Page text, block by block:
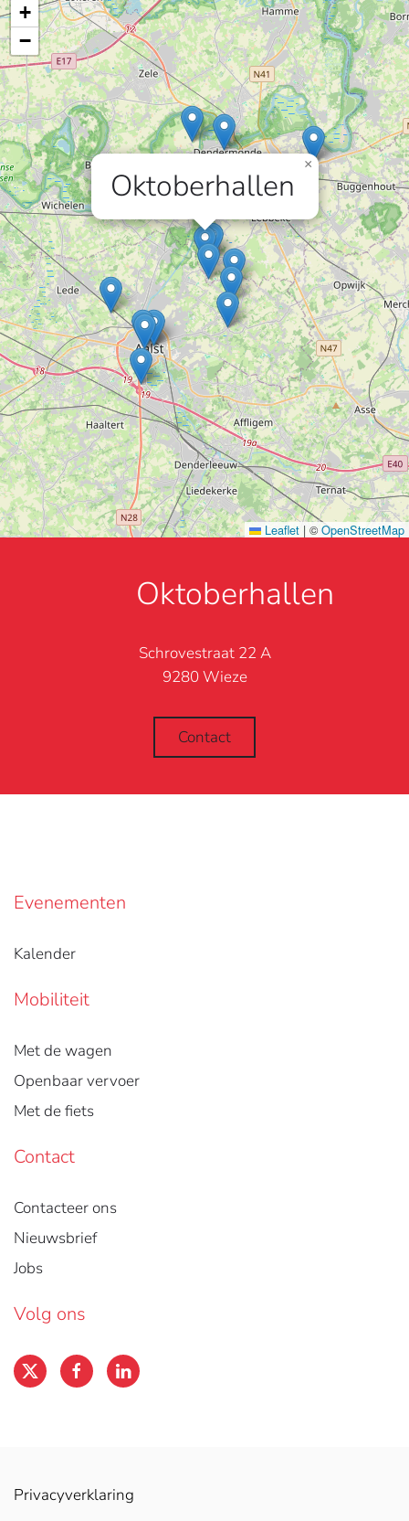
Oktoberhallen
×
+
−
Leaflet | ©OpenStreetMap
Oktoberhallen
Schrovestraat 22 A
9280 Wieze
Contact
Evenementen
Kalender
Mobiliteit
Met de wagen
Openbaar vervoer
Met de fiets
Contact
Contacteer ons
Nieuwsbrief
Jobs
Volg ons
Privacyverklaring